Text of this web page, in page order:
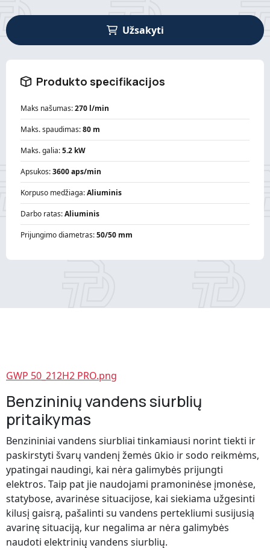
Užsakyti
Produkto specifikacijos
Maks našumas:270 l/min
Maks. spaudimas:80 m
Maks. galia:5.2 kW
Apsukos:3600 aps/min
Korpuso medžiaga:Aliuminis
Darbo ratas:Aliuminis
Prijungimo diametras:50/50 mm
GWP 50_212H2 PRO.png
Benzininių vandens siurblių
pritaikymas
Benzininiai vandens siurbliai tinkamiausi norint tiekti ir
paskirstyti švarų vandenį žemės ūkio ir sodo reikmėms,
ypatingai naudingi, kai nėra galimybės prijungti
elektros. Taip pat jie naudojami pramoninėse įmonėse,
statybose, avarinėse situacijose, kai siekiama užgesinti
kilusį gaisrą, pašalinti su vandens pertekliumi susijusią
avarinę situaciją, kur negalima ar nėra galimybės
naudoti elektrinių vandens siurblių.